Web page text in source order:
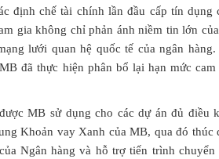
định chế tài chính lần đầu cấp tín dụng
gia không chỉ phản ánh niềm tin lớn
lưới quan hệ quốc tế của ngân hàng.
đã thực hiện phân bổ lại hạn mức cam
MB sử dụng cho các dự án đủ điều
Khoản vay Xanh của MB, qua đó thúc
Ngân hàng và hỗ trợ tiến trình chuyển